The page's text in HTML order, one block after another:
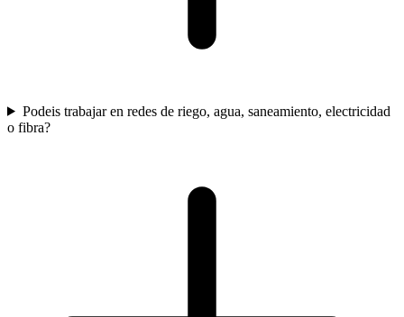
Podeis trabajar en redes de riego, agua, saneamiento, electricidad
o fibra?